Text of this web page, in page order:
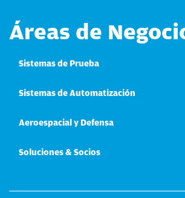
Áreas de
Sistemas de Prueba
Sistemas de Automatización
Aeroespacial y Defensa
Soluciones & Socios